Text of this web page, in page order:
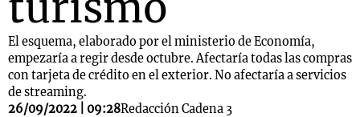
El esquema, elaborado por el ministerio de Economía,
empezaría a regir desde octubre. Afectaría todas las compras
con tarjeta de crédito en el exterior. No afectaría a servicios
de streaming.
26/09/2022 | 09:28Redacción Cadena 3